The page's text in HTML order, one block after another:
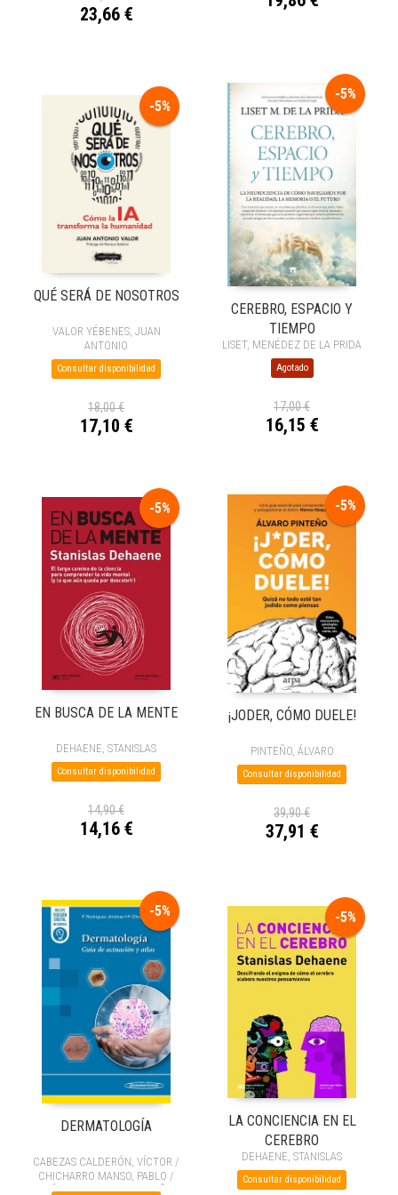
23,66 €
-5%
QUÉ SERÁ DE NOSOTROS
VALOR YÉBENES, JUAN
ANTONIO
Consultar disponibilidad
18,00 €
17,10 €
-5%
CEREBRO, ESPACIO Y
TIEMPO
LISET, MENÉDEZ DE LA PRIDA
Agotado
17,00 €
16,15 €
-5%
EN BUSCA DE LA MENTE
DEHAENE, STANISLAS
Consultar disponibilidad
14,90 €
14,16 €
-5%
¡JODER, CÓMO DUELE!
PINTEÑO, ÁLVARO
Consultar disponibilidad
39,90 €
37,91 €
-5%
DERMATOLOGÍA
CABEZAS CALDERÓN, VÍCTOR /
CHICHARRO MANSO, PABLO /
ESTÉBANEZ, ANDREA / MUÑOZ
-5%
LA CONCIENCIA EN EL
CEREBRO
DEHAENE, STANISLAS
Consultar disponibilidad